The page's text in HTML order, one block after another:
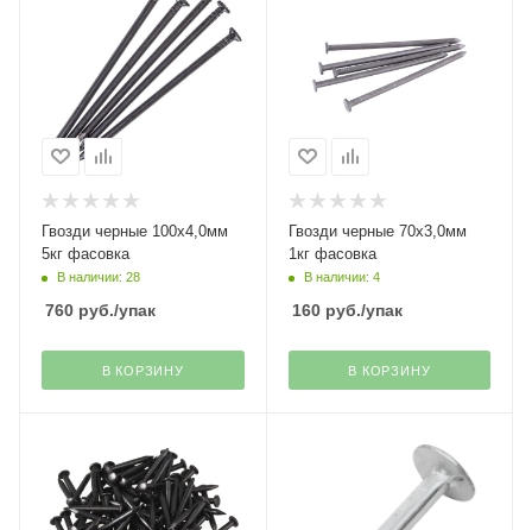
Гвозди черные 100х4,0мм
5кг фасовка
В наличии: 28
760 руб./упак
В КОРЗИНУ
Гвозди черные 70х3,0мм
1кг фасовка
В наличии: 4
160руб./упак
В КОРЗИНУ